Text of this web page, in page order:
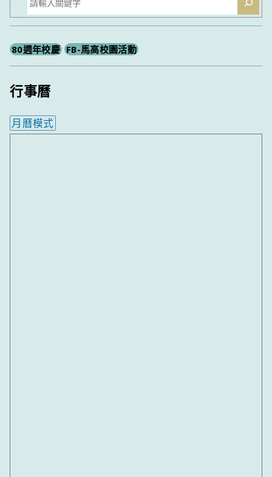
尋
80週年校慶 FB-馬高校園活動
行事曆
月曆模式